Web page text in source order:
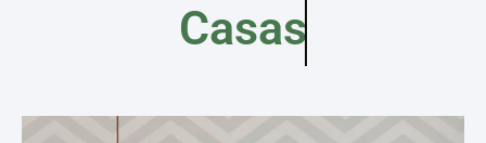
Casas